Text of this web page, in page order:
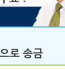
로 송금